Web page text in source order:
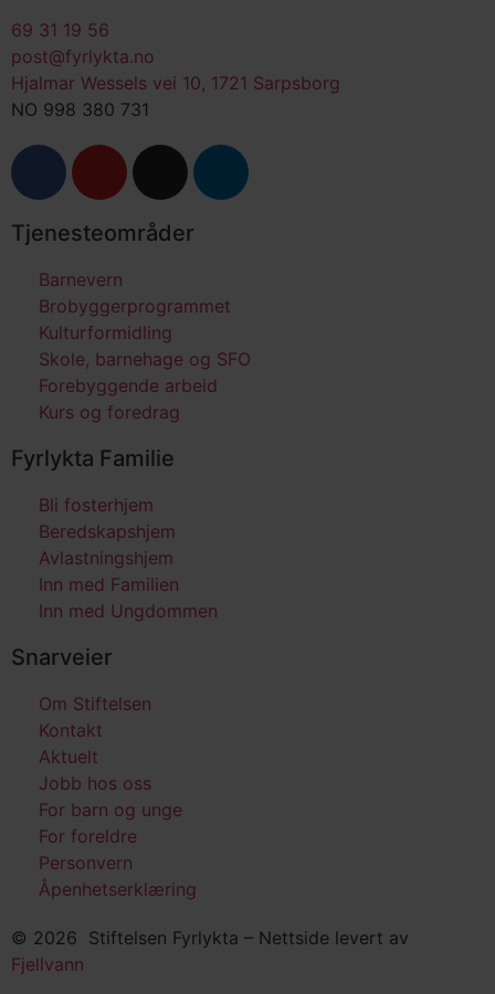
69 31 19 56
post@fyrlykta.no
Hjalmar Wessels vei 10, 1721 Sarpsborg
NO 998 380 731
Tjenesteområder
Barnevern
Brobyggerprogrammet
Kulturformidling
Skole, barnehage og SFO
Forebyggende arbeid
Kurs og foredrag
Fyrlykta Familie
Bli fosterhjem
Beredskapshjem
Avlastningshjem
Inn med Familien
Inn med Ungdommen
Snarveier
Om Stiftelsen
Kontakt
Aktuelt
Jobb hos oss
For barn og unge
For foreldre
Personvern
Åpenhetserklæring
© 2026 Stiftelsen Fyrlykta – Nettside levert av
Fjellvann